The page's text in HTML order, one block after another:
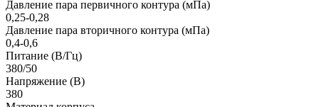
Давление пара первичного контура (мПа)
0,25-0,28
Давление пара вторичного контура (мПа)
0,4-0,6
Питание (В/Гц)
380/50
Напряжение (В)
380